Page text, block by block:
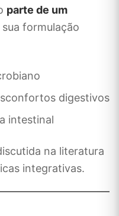
parte de um
sua formulação
digestivos
intestinal
na literatura
integrativas.